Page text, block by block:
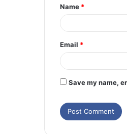
Name *
Email *
Save my name,